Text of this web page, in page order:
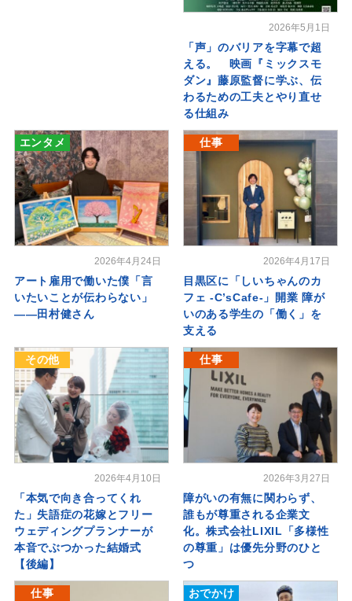
2026年5月1日
「声」のバリアを字幕で超
える。 映画『ミックスモ
ダン』藤原監督に学ぶ、伝
わるための工夫とやり直せ
る仕組み
エンタメ
2026年4月24日
アート雇用で働いた僕「言
いたいことが伝わらない」
――田村健さん
仕事
2026年4月17日
目黒区に「しいちゃんのカ
フェ -C’sCafe-」開業 障が
いのある学生の「働く」を
支える
その他
2026年4月10日
「本気で向き合ってくれ
た」失語症の花嫁とフリー
ウェディングプランナーが
本音でぶつかった結婚式
【後編】
仕事
2026年3月27日
障がいの有無に関わらず、
誰もが尊重される企業文
化。株式会社LIXIL「多様性
の尊重」は優先分野のひと
つ
仕事 おでかけ